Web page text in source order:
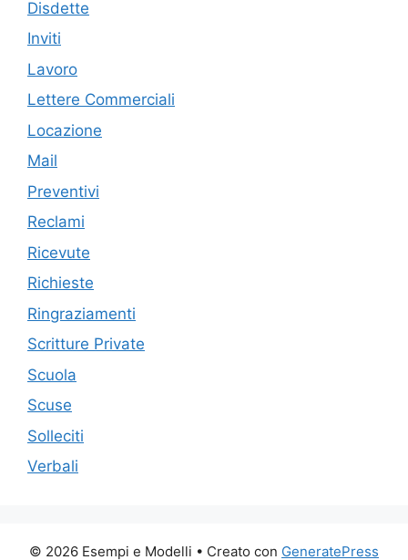
Disdette
Inviti
Lavoro
Lettere Commerciali
Locazione
Mail
Preventivi
Reclami
Ricevute
Richieste
Ringraziamenti
Scritture Private
Scuola
Scuse
Solleciti
Verbali
© 2026 Esempi e Modelli • Creato con GeneratePress